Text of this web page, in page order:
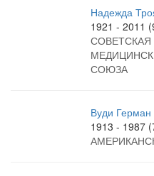
Надежда
1921 - 2011
СОВЕТСКАЯ
СОЮЗА
Вуди Герман
1913 - 1987